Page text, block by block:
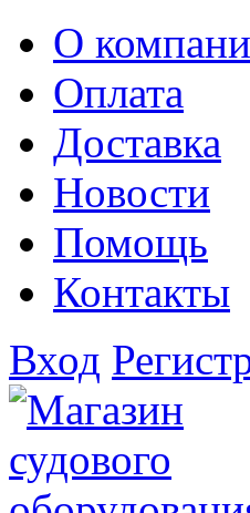
О
Оплата
Доставка
Новости
Помощь
Контакты
Вход